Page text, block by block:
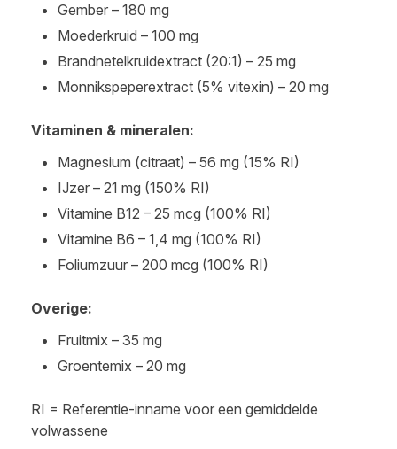
Gember – 180 mg
Moederkruid – 100 mg
Brandnetelkruidextract (20:1) – 25 mg
Monnikspeperextract (5% vitexin) – 20 mg
Vitaminen & mineralen:
Magnesium (citraat) – 56 mg (15% RI)
IJzer – 21 mg (150% RI)
Vitamine B12 – 25 mcg (100% RI)
Vitamine B6 – 1,4 mg (100% RI)
Foliumzuur – 200 mcg (100% RI)
Overige:
Fruitmix – 35 mg
Groentemix – 20 mg
RI = Referentie-inname voor een gemiddelde
volwassene